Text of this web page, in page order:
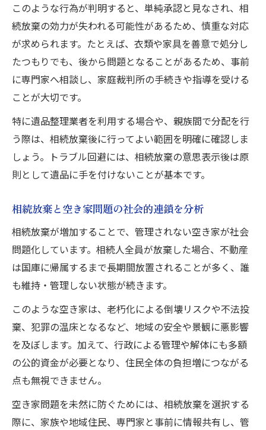
このような行為が判明すると、単純承認と見なされ、相
続放棄の効力が失われる可能性があるため、慎重な対応
が求められます。たとえば、衣類や家具を善意で処分し
たつもりでも、後から問題となることがあるため、事前
に専門家へ相談し、家庭裁判所の手続きや指導を受ける
ことが大切です。
特に遺品整理業者を利用する場合や、親族間で分配を行
う際は、相続放棄後に行ってよい範囲を明確に確認しま
しょう。トラブル回避には、相続放棄の意思表示後は原
則として遺品に手を付けないことが基本です。
相続放棄と空き家問題の社会的連鎖を分析
相続放棄が増加することで、管理されない空き家が社会
問題化しています。相続人全員が放棄した場合、不動産
は国庫に帰属するまで長期間放置されることが多く、誰
も維持・管理しない状態が続きます。
このような空き家は、老朽化による倒壊リスクや不法投
棄、犯罪の温床となるなど、地域の安全や景観に悪影響
を及ぼします。加えて、行政による管理や解体にも多額
の公的資金が必要となり、住民全体の負担増につながる
点も無視できません。
空き家問題を未然に防ぐためには、相続放棄を選択する
際に、家族や地域住民、専門家と事前に情報共有し、管